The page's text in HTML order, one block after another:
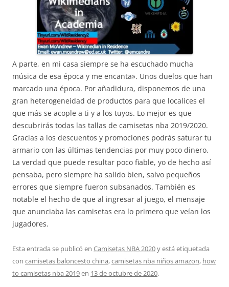
A parte, en mi casa siempre se ha escuchado mucha
música de esa época y me encanta». Unos duelos que han
marcado una época. Por añadidura, disponemos de una
gran heterogeneidad de productos para que localices el
que más se acople a ti y a los tuyos. Lo mejor es que
descubrirás todas las tallas de camisetas nba 2019/2020.
Gracias a los descuentos y promociones podrás saturar tu
armario con las últimas tendencias por muy poco dinero.
La verdad que puede resultar poco fiable, yo de hecho así
pensaba, pero siempre ha salido bien, salvo pequeños
errores que siempre fueron subsanados. También es
notable el hecho de que al ingresar al juego, el mensaje
que anunciaba las camisetas era lo primero que veían los
jugadores.
Esta entrada se publicó en Camisetas NBA 2020y está etiquetada
con camisetas baloncesto china,camisetas nba niños amazon, how
to camisetas nba 2019en 13 de octubre de 2020.